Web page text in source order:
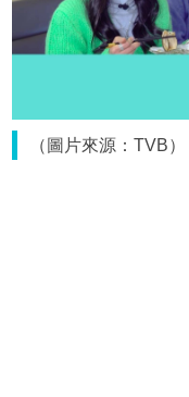
（圖片來源：TVB）